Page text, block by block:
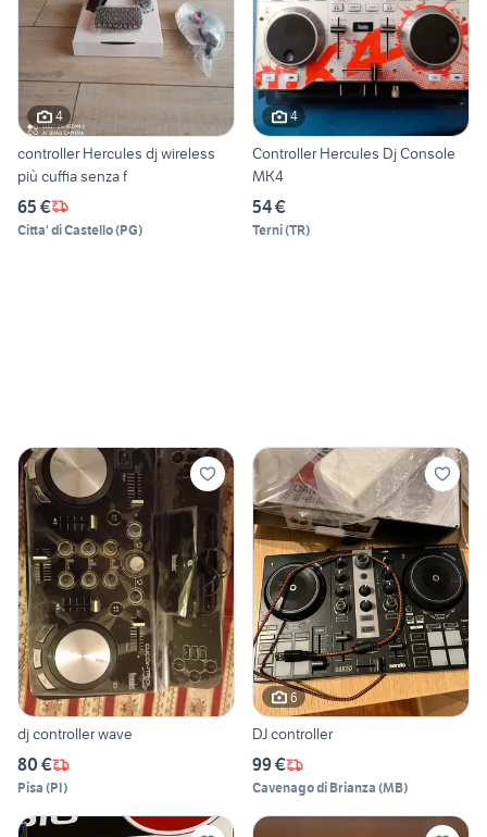
4
controller Hercules dj wireless
più cuffia senza f
65 €
Citta' di Castello(PG)
4
Controller Hercules Dj Console
MK4
54 €
Terni(TR)
dj controller wave
80 €
Pisa (PI)
6
DJ controller
99 €
Cavenago di Brianza (MB)